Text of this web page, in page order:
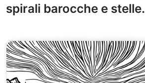
spirali barocche e stelle.